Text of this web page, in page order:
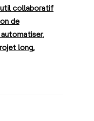
collaboratif
de
,
long,